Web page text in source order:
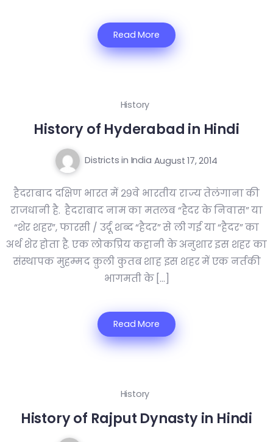
Read More
History
History of Hyderabad in Hindi
Districts in India August 17, 2014
हैदराबाद दक्षिण भारत में २९वे भारतीय राज्य तेलंगाना की
राजधानी है. हैदराबाद नाम का मतलब “हैदर के निवास” या
“शेर शहर”, फारसी / उर्दू शब्द “हैदर” से ली गई या “हैदर” का
अर्थ शेर होता है. एक लोकप्रिय कहानी के अनुशार इस शहर का
संस्थापक मुहम्मद क़ुली कुतब शाह इस शहर में एक नर्तकी
भागमती के […]
Read More
History
History of Rajput Dynasty in Hindi